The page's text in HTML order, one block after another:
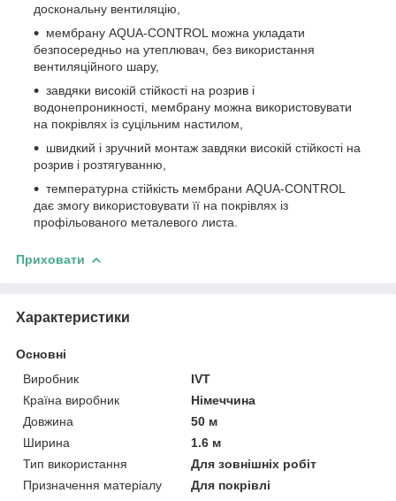
доскональну вентиляцію,
мембрану AQUA-CONTROL можна укладати
безпосередньо на утеплювач, без використання
вентиляційного шару,
завдяки високій стійкості на розрив і
водонепроникності, мембрану можна використовувати
на покрівлях із суцільним настилом,
швидкий і зручний монтаж завдяки високій стійкості на
розрив і розтягуванню,
температурна стійкість мембрани AQUA-CONTROL
дає змогу використовувати її на покрівлях із
профільованого металевого листа.
Приховати
Характеристики
Основні
Виробник
IVT
Країна виробник
Німеччина
Довжина
50 м
Ширина
1.6 м
Тип використання
Для зовнішніх робіт
Призначення матеріалу
Для покрівлі